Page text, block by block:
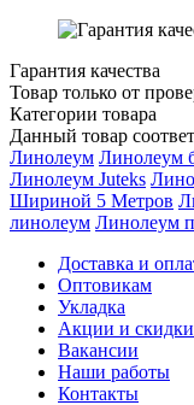
Гарантия качества
Товар только от
Категории товара
Данный товар
Линолеум Линолеум
Линолеум Juteks
Шириной 5 Метров
линолеум Линолеум
Доставка и
Оптовикам
Укладка
Акции и скидки
Вакансии
Наши работы
Контакты